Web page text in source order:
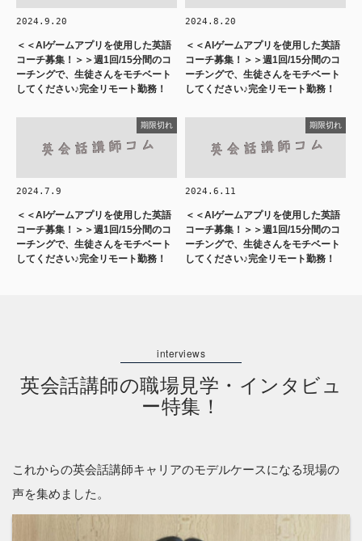
2024.9.20
＜＜AIゲームアプリを使用した英語
コーチ募集！＞＞週1回/15分間のコ
ーチングで、生徒さんをモチベート
してください♪完全リモート勤務！
2024.8.20
＜＜AIゲームアプリを使用した英語
コーチ募集！＞＞週1回/15分間のコ
ーチングで、生徒さんをモチベート
してください♪完全リモート勤務！
期限切れ
2024.7.9
＜＜AIゲームアプリを使用した英語
コーチ募集！＞＞週1回/15分間のコ
ーチングで、生徒さんをモチベート
してください♪完全リモート勤務！
期限切れ
2024.6.11
＜＜AIゲームアプリを使用した英語
コーチ募集！＞＞週1回/15分間のコ
ーチングで、生徒さんをモチベート
してください♪完全リモート勤務！
英会話講師の職場見学・インタビュ
ー特集！
これからの英会話講師キャリアのモデルケースになる現場の
声を集めました。